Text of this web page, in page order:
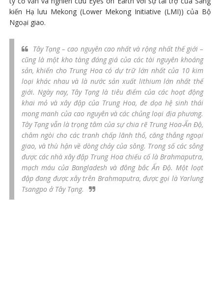
kiến Hạ lưu Mekong (Lower Mekong Initiative (LMI)) của Bộ
Ngoại giao.
Tây Tạng – cao nguyên cao nhất và rộng nhất thế giới –
cũng là một kho tàng đáng giá của các tài nguyên khoáng
sản, khiến cho Trung Hoa có dự trữ lớn nhất của 10 kim
loại khác nhau và là nước sản xuất lithium lớn nhất thế
giới. Ngày nay, Tây Tạng là tiêu điểm của các hoạt động
khai mỏ và xây đập của Trung Hoa, đe dọa hệ sinh thái
mong manh của cao nguyên và các chủng loại địa phương.
Tây Tạng vẫn là trọng tâm của sự chia rẽ Trung Hoa-Ấn Độ,
châm ngòi cho các tranh chấp lãnh thổ, căng thẳng ngoại
giao, và thù hận về dòng chảy của sông. Trong số các sông
được các nhà xây đập Trung Hoa chiếu cố là Brahmaputra,
mạch máu của Bangladesh và đông bắc Ấn Độ. Một loạt
đập đang được xây trên Brahmaputra, được gọi là Yarlung
Tsangpo ở Tây Tạng.